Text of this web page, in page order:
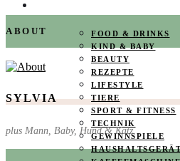
FOOD & DRINKS
KIND & BABY
BEAUTY
REZEPTE
LIFESTYLE
TIERE
SPORT & FITNESS
TECHNIK
GEWINNSPIELE
ABOUT
SYLVIA
plus Mann, Baby, Hund & Katz